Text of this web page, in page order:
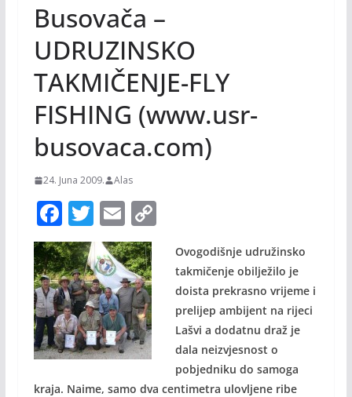
Busovača –
UDRUZINSKO
TAKMIČENJE-FLY
FISHING (www.usr-
busovaca.com)
24. Juna 2009. Alas
F
ac
e
b
o
o
k
T
w
itt
er
E
m
ai
l
C
Ovogodišnje udružinsko
takmičenje obilježilo je
doista prekrasno vrijeme i
prelijep ambijent na rijeci
Lašvi a dodatnu draž je
dala neizvjesnost o
pobjedniku do samoga
kraja. Naime, samo dva centimetra ulovljene ribe